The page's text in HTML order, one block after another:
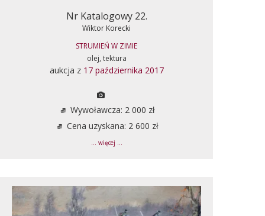
Nr Katalogowy 22.
Wiktor Korecki
STRUMIEŃ W ZIMIE
olej, tektura
aukcja z 17 października 2017
Wywoławcza: 2 000 zł
Cena uzyskana: 2 600 zł
... więcej ...